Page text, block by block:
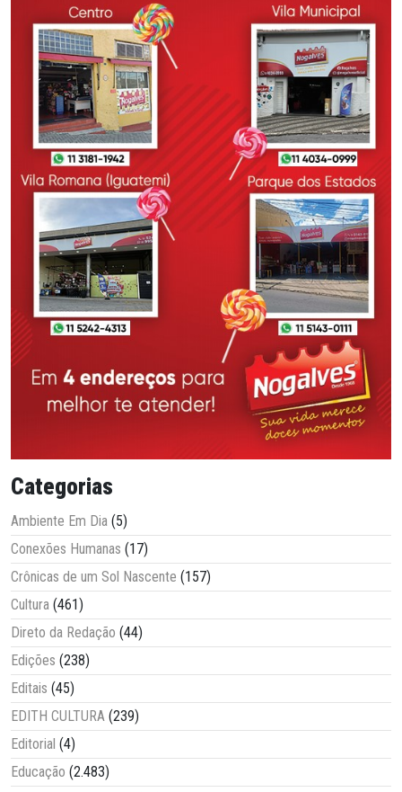
Categorias
Ambiente Em Dia (5)
Conexões Humanas (17)
Crônicas de um Sol Nascente (157)
Cultura (461)
Direto da Redação (44)
Edições (238)
Editais (45)
EDITH CULTURA (239)
Editorial (4)
Educação (2.483)